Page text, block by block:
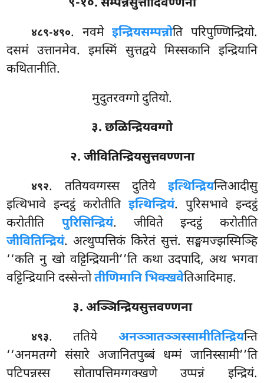
९-१०. सम्पन्नसुत्तादिवण्णना
४८९-४९०. नवमेइन्द्रियसम्पन्नोति परिपुण्णिन्द्रियो.
दसमं उत्तानमेव. इमस्मिं सुत्तद्वये मिस्सकानि इन्द्रियानि
कथितानीति.
मुदुतरवग्गो दुतियो.
३. छळिन्द्रियवग्गो
२. जीवितिन्द्रियसुत्तवण्णना
४९२. ततियवग्गस्स दुतिये इत्थिन्द्रियन्तिआदीसु
इत्थिभावे इन्दट्ठं करोतीति इत्थिन्द्रियं. पुरिसभावे इन्दट्ठं
करोतीति पुरिसिन्द्रियं. जीविते इन्दट्ठं करोतीति
जीवितिन्द्रियं. अत्थुप्पत्तिकं किरेतं सुत्तं. सङ्घमज्झस्मिञ्हि
‘‘कति नु खो वट्टिन्द्रियानी’’ति कथा उदपादि, अथ भगवा
वट्टिन्द्रियानि दस्सेन्तोतीणिमानि भिक्खवेतिआदिमाह.
३. अञ्ञिन्द्रियसुत्तवण्णना
४९३. ततिये अनञ्ञातञ्ञस्सामीतिन्द्रियन्ति
‘‘अनमतग्गे संसारे अजानितपुब्बं धम्मं जानिस्सामी’’ति
पटिपन्नस्स सोतापत्तिमग्गक्खणे उप्पन्नं इन्द्रियं.